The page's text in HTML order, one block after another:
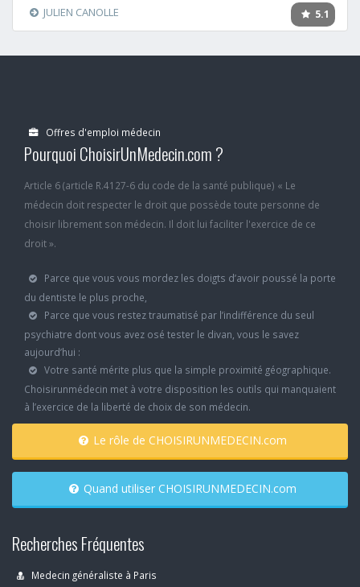
5.1
JULIEN CANOLLE
Offres d'emploi médecin
Pourquoi ChoisirUnMedecin.com ?
Article 6 (article R.4127-6 du code de la santé publique) « Le
médecin doit respecter le droit que possède toute personne de
choisir librement son médecin. Il doit lui faciliter l'exercice de ce
droit ».
Parce que vous vous mordez les doigts d’avoir poussé la porte
du dentiste le plus proche,
Parce que vous restez traumatisé par l’indifférence du seul
psychiatre dont vous avez osé tester le divan, vous le savez
aujourd’hui :
Votre santé mérite plus que la simple proximité géographique.
Choisirunmédecin met à votre disposition les outils qui manquaient
à l’exercice de la liberté de choix de son médecin.
Le rôle de CHOISIRUNMEDECIN.com
Quand utiliser CHOISIRUNMEDECIN.com
Recherches Fréquentes
Medecin généraliste à Paris